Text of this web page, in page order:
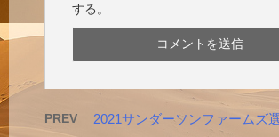
する。
PREV
2021サンダーソンファーム